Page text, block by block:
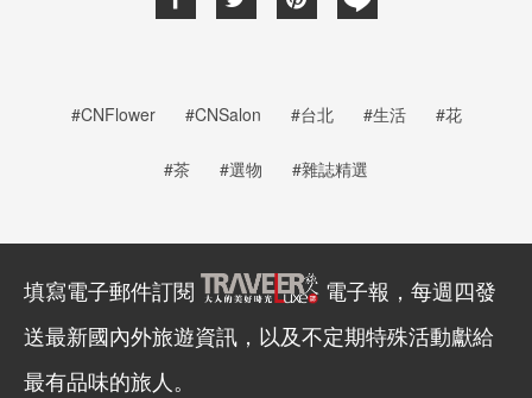
#CNFlower #CNSalon #台北 #生活 #花
#茶 #選物 #雜誌精選
填寫電子郵件訂閱
電子報，每週四發
送最新國內外旅遊資訊，以及不定期特殊活動獻給
最有品味的旅人。